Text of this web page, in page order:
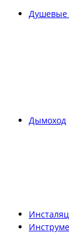
Душевые
Дымоход